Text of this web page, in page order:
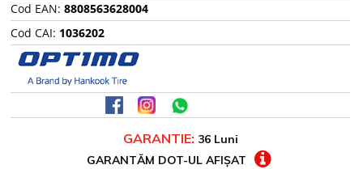
Cod EAN: 8808563628004
Cod CAI: 1036202
GARANTIE: 36 Luni
GARANTĂM DOT-UL AFIȘAT